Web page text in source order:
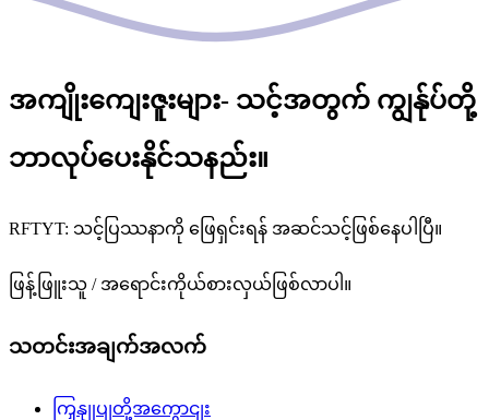
အကျိုးကျေးဇူးများ- သင့်အတွက် ကျွန်ုပ်တို့
ဘာလုပ်ပေးနိုင်သနည်း။
RFTYT: သင့်ပြဿနာကို ဖြေရှင်းရန် အဆင်သင့်ဖြစ်နေပါပြီ။
ဖြန့်ဖြူးသူ / အရောင်းကိုယ်စားလှယ်ဖြစ်လာပါ။
သတင်းအချက်အလက်
ကြှနျုပျတို့အကွောငျး